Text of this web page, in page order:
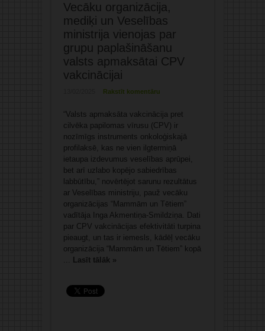
Vecāku organizācija,
mediķi un Veselības
ministrija vienojas par
grupu paplašināšanu
valsts apmaksātai CPV
vakcinācijai
Rakstīt komentāru
“Valsts apmaksāta vakcinācija pret
cilvēka papilomas vīrusu (CPV) ir
nozīmīgs instruments onkoloģiskajā
profilaksē, kas ne vien ilgtermiņā
ietaupa izdevumus veselības aprūpei,
bet arī uzlabo kopējo sabiedrības
labbūtību,” novērtējot sarunu rezultātus
ar Veselības ministriju, pauž vecāku
organizācijas “Mammām un Tētiem”
vadītāja Inga Akmentiņa-Smildziņa. Dati
par CPV vakcinācijas efektivitāti turpina
pieaugt, un tas ir iemesls, kādēļ vecāku
organizācija “Mammām un Tētiem” kopā
... Lasīt tālāk »